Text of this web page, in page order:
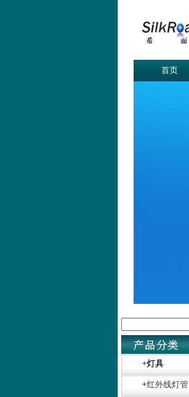
首页
+灯具
+红外线灯管